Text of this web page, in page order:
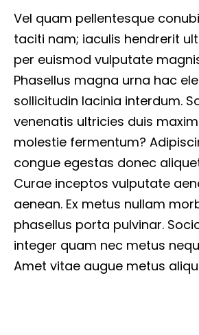
Vel quam pellentesque
taciti nam; iaculis hendrerit
per euismod vulputate
Phasellus magna urna hac
sollicitudin lacinia interdum.
venenatis ultricies duis
molestie fermentum?
congue egestas donec
Curae inceptos vulputate
aenean. Ex metus nullam
phasellus porta pulvinar.
integer quam nec metus
Amet vitae augue metus